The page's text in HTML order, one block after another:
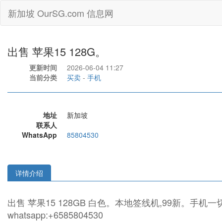
新加坡 OurSG.com 信息网
出售 苹果15 128G。
更新时间
2026-06-04 11:27
当前分类
买卖 - 手机
地址
新加坡
联系人
WhatsApp
85804530
详情介绍
出售 苹果15 128GB 白色。本地签线机,99新。手机
whatsapp:+6585804530